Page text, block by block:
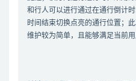
和行人可以进行通过在通行倒计
时间结束切换点亮的通行位置；
维护较为简单，且能够满足当前用